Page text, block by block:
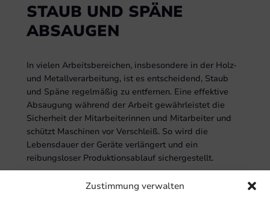
Zustimmung verwalten
STAUB UND SPÄNE
ABSAUGEN
In vielen Arbeitsbereichen, insbesondere in der Holz-
und Metallverarbeitung, ist es entscheidend, Staub
und Späne regelmäßig zu entfernen. Eine effektive
Absaugung während der Arbeit gewährleistet die
Sicherheit der Mitarbeiterinnen und Mitarbeiter und
schützt Maschinen vor Verschleiß. So wird die
Lebensdauer der Geräte verlängert und ein
reibungsloser Produktionsablauf sichergestellt.
Staub absaugen Späne absaugen